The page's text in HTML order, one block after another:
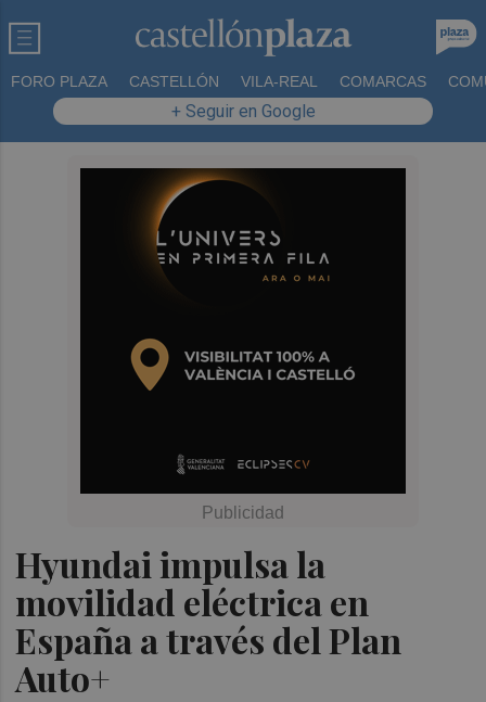
FORO PLAZA CASTELLÓN VILA-REAL COMARCAS
+ Seguir en Google
Hyundai impulsa la
movilidad eléctrica en
España a través del Plan
Auto+